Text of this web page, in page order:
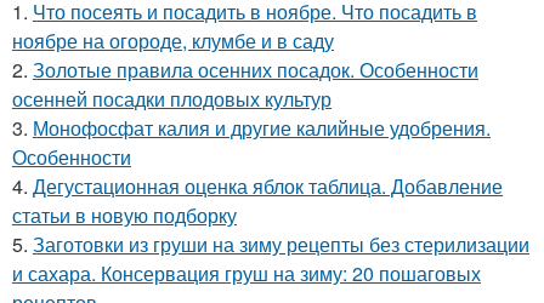
1. Что посеять и посадить в ноябре. Что посадить в
ноябре на огороде, клумбе и в саду
2. Золотые правила осенних посадок. Особенности
осенней посадки плодовых культур
3. Монофосфат калия и другие калийные удобрения.
Особенности
4. Дегустационная оценка яблок таблица. Добавление
статьи в новую подборку
5. Заготовки из груши на зиму рецепты без стерилизации
и сахара. Консервация груш на зиму: 20 пошаговых